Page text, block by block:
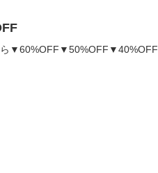
ら▼60%OFF▼50%OFF▼40%OFF